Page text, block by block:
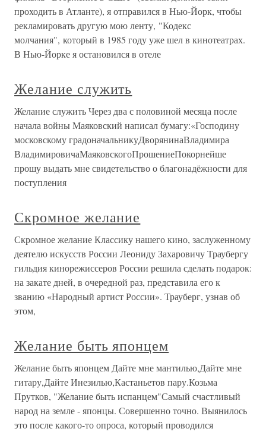
проходить в Атланте), я отправился в Нью-Йорк, чтобы
рекламировать другую мою ленту, "Кодекс
молчания", который в 1985 году уже шел в кинотеатрах.
В Нью-Йорке я остановился в отеле
Желание служить
Желание служить Через два с половиной месяца после
начала войны Маяковский написал бумагу:«Господину
московскому градоначальникуДворянинаВладимира
ВладимировичаМаяковскогоПрошениеПокорнейше
прошу выдать мне свидетельство о благонадёжности для
поступления
Скромное желание
Скромное желание Классику нашего кино, заслуженному
деятелю искусств России Леониду Захаровичу Траубергу
гильдия кинорежиссеров России решила сделать подарок:
на закате дней, в очередной раз, представила его к
званию «Народный артист России». Трауберг, узнав об
этом,
Желание быть японцем
Желание быть японцем Дайте мне мантилью,Дайте мне
гитару,Дайте Инезилью,Кастаньетов пару.Козьма
Прутков, "Желание быть испанцем"Самый счастливый
народ на земле - японцы. Совершенно точно. Выянилось
это после какого-то опроса, который проводился